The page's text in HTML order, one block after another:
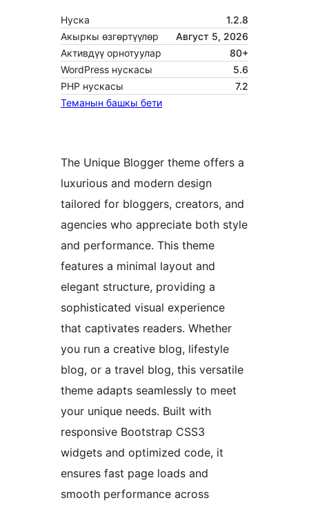
Нуска
1.2.8
Акыркы өзгөртүүлөр
Август 5, 2026
Активдүү орнотуулар
80+
WordPress нускасы
5.6
PHP нускасы
7.2
Теманын башкы бети
The Unique Blogger theme offers a
luxurious and modern design
tailored for bloggers, creators, and
agencies who appreciate both style
and performance. This theme
features a minimal layout and
elegant structure, providing a
sophisticated visual experience
that captivates readers. Whether
you run a creative blog, lifestyle
blog, or a travel blog, this versatile
theme adapts seamlessly to meet
your unique needs. Built with
responsive Bootstrap CSS3
widgets and optimized code, it
ensures fast page loads and
smooth performance across